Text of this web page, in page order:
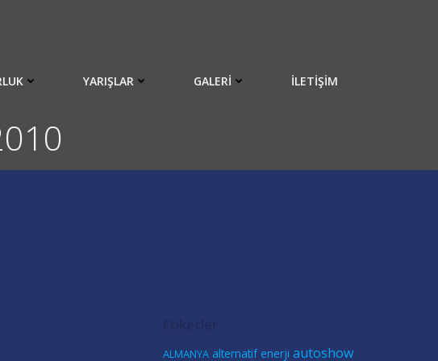
YARIŞLAR GALERI İLETIŞIM
ALMANYA alternatif enerji autoshow